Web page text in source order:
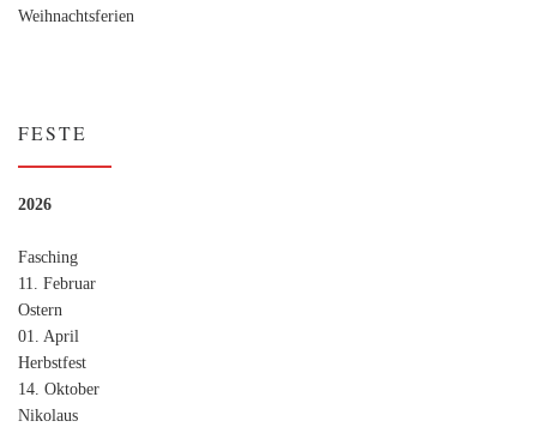
Weihnachtsferien
FESTE
2026
Fasching
11. Februar
Ostern
01. April
Herbstfest
14. Oktober
Nikolaus